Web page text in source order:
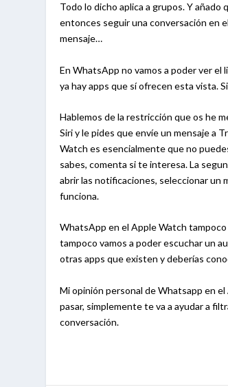
Todo lo dicho aplica a grupos. Y
entonces seguir una conversación en
mensaje…
En WhatsApp no vamos a poder ver
ya hay apps que sí ofrecen esta vista.
Hablemos de la restricción que os he
Siri y le pides que envíe un mensaje a
Watch es esencialmente que no
sabes, comenta si te interesa. La
abrir las notificaciones, seleccionar un
funciona.
WhatsApp en el Apple Watch
tampoco vamos a poder escuchar un
otras apps que existen y deberías
Mi opinión personal de Whatsapp en
pasar, simplemente te va a ayudar a
conversación.